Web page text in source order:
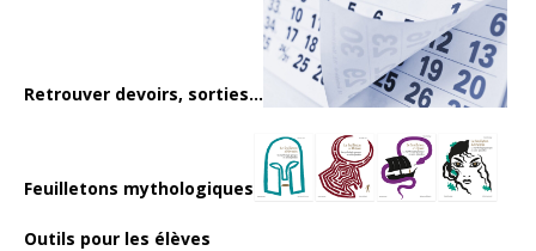
Retrouver devoirs, sorties...
Feuilletons mythologiques
Outils pour les élèves